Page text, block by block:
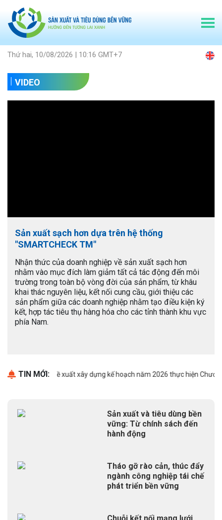
Thứ hai, 10/08/2026 | 10:16 GMT+7
VIDEO
Sản xuất sạch hơn dựa trên hệ thống
"SMARTCHECK TM"
Nhận thức của doanh nghiệp về sản xuất sạch hơn
nhằm vào mục đích làm giảm tất cả tác động đến môi
trường trong toàn bộ vòng đời của sản phẩm, từ khâu
khai thác nguyên liệu, kết nối cung cầu, giới thiệu các
sản phẩm giữa các doanh nghiệp nhằm tạo điều kiện ký
kết, hợp tác tiêu thụ hàng hóa cho các tỉnh thành khu vực
phía Nam.
TIN MỚI:
Thông báo đề xuất xây dựng kế hoạch năm 2026 thực hiện
Sản xuất và tiêu dùng bền
vững: Từ chính sách đến
hành động
Tháo gỡ rào cản, thúc đẩy
ngành công nghiệp tái chế
phát triển bền vững